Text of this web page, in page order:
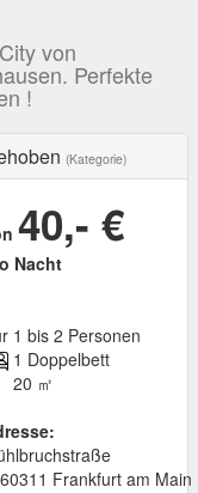
von
Perfekte
!
(Kategorie)
40,- €
Nacht
1 bis 2 Personen
1 Doppelbett
㎡
60311 Frankfurt am Main